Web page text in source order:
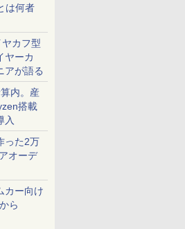
は何者
カフ型
ヤーカ
アが語る
内。産
搭載
入
った2万
オーデ
カー向け
ら